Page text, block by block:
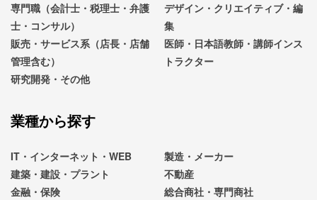
専門職（会計士・税理士・弁護
士・コンサル）
デザイン・クリエイティブ・編
集
販売・サービス系（店長・店舗
管理含む）
医師・日本語教師・講師インス
トラクター
研究開発・その他
業種から探す
IT・インターネット・WEB
製造・メーカー
建築・建設・プラント
不動産
金融・保険
総合商社・専門商社